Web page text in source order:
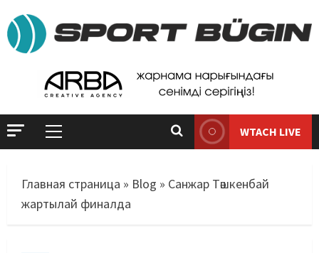
WTACH LIVE
Главная страница » Blog » Санжар Тәшкенбай
жартылай финалда